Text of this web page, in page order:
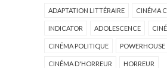
ADAPTATION LITTÉRAIRE CINÉMA
INDICATOR ADOLESCENCE
CINÉMA POLITIQUE POWERHOUSE
CINÉMA D'HORREUR HORREUR